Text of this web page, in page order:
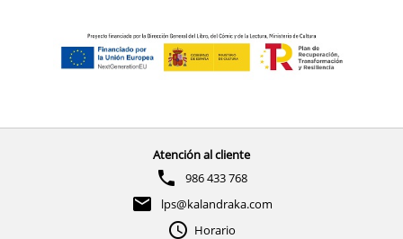
Atención al cliente
986 433 768
lps@kalandraka.com
Horario